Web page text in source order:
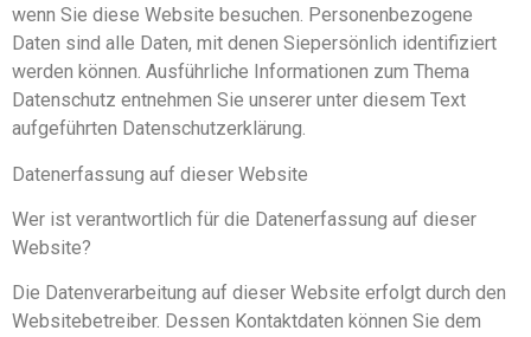
wenn Sie diese Website besuchen. Personenbezogene
Daten sind alle Daten, mit denen Siepersönlich identifiziert
werden können. Ausführliche Informationen zum Thema
Datenschutz entnehmen Sie unserer unter diesem Text
aufgeführten Datenschutzerklärung.
Datenerfassung auf dieser Website
Wer ist verantwortlich für die Datenerfassung auf dieser
Website?
Die Datenverarbeitung auf dieser Website erfolgt durch den
Websitebetreiber. Dessen Kontaktdaten können Sie dem